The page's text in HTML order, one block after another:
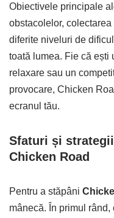
Obiectivele principale
obstacolelor,
diferite niveluri de
toată lumea. Fie că ești
relaxare sau un
provocare, Chicken
ecranul tău.
Sfaturi și
Chicken Road
Pentru a stăpâni
mânecă. În primul